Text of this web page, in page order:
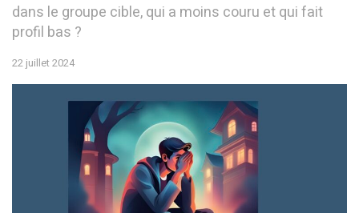
dans le groupe cible, qui a moins couru et qui fait
profil bas ?
22 juillet 2024